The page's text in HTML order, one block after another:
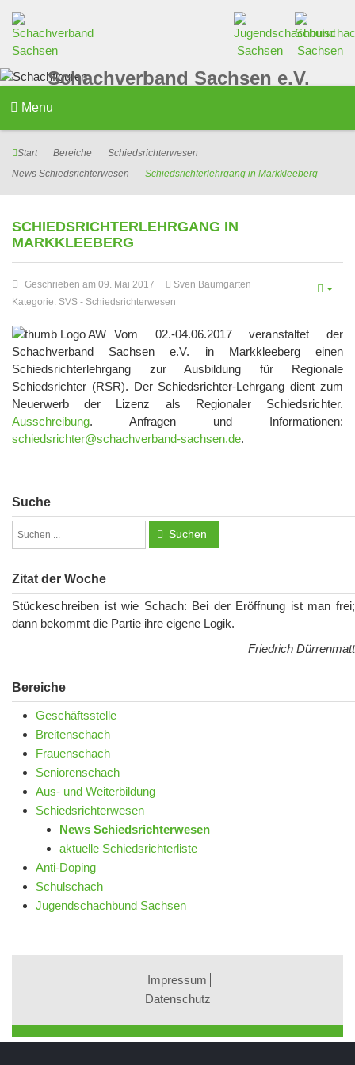
Schachverband Sachsen e.V.
Menu
Start Bereiche
Schiedsrichterwesen
News Schiedsrichterwesen
Schiedsrichterlehrgang in Markkleeberg
SCHIEDSRICHTERLEHRGANG IN
MARKKLEEBERG
Geschrieben am 09. Mai 2017
Sven Baumgarten
Kategorie: SVS - Schiedsrichterwesen
Vom 02.-04.06.2017 veranstaltet der
Schachverband Sachsen e.V. in Markkleeberg einen
Schiedsrichterlehrgang zur Ausbildung für Regionale
Schiedsrichter (RSR). Der Schiedsrichter-Lehrgang dient zum
Neuerwerb der Lizenz als Regionaler Schiedsrichter.
Ausschreibung. Anfragen und Informationen:
schiedsrichter@schachverband-sachsen.de.
Suche
Suchen
Zitat der Woche
Stückeschreiben ist wie Schach: Bei der Eröffnung ist man frei;
dann bekommt die Partie ihre eigene Logik.
Friedrich Dürrenmatt
Bereiche
Geschäftsstelle
Breitenschach
Frauenschach
Seniorenschach
Aus- und Weiterbildung
Schiedsrichterwesen
News Schiedsrichterwesen
aktuelle Schiedsrichterliste
Anti-Doping
Schulschach
Jugendschachbund Sachsen
Impressum
Datenschutz